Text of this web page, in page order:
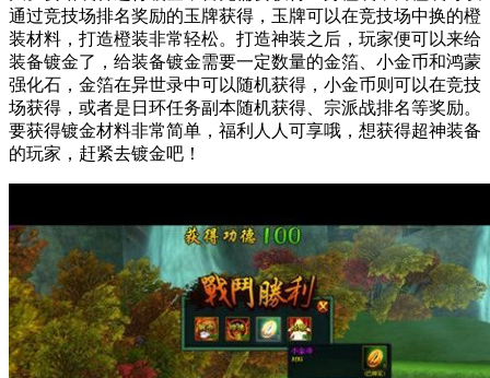
通过竞技场排名奖励的玉牌获得，玉牌可以在竞技场中换的橙
装材料，打造橙装非常轻松。打造神装之后，玩家便可以来给
装备镀金了，给装备镀金需要一定数量的金箔、小金币和鸿蒙
强化石，金箔在异世录中可以随机获得，小金币则可以在竞技
场获得，或者是日环任务副本随机获得、宗派战排名等奖励。
要获得镀金材料非常简单，福利人人可享哦，想获得超神装备
的玩家，赶紧去镀金吧！